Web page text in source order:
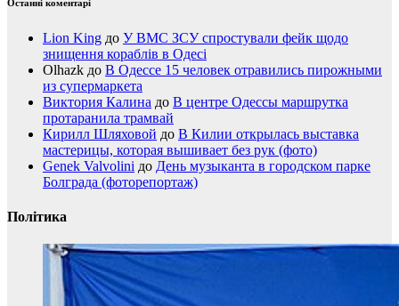
Останні коментарі
Lion King до У ВМС ЗСУ спростували фейк щодо
знищення кораблів в Одесі
Olhazk до В Одессе 15 человек отравились пирожными
из супермаркета
Виктория Калина до В центре Одессы маршрутка
протаранила трамвай
Кирилл Шляховой до В Килии открылась выставка
мастерицы, которая вышивает без рук (фото)
Genek Valvolini до День музыканта в городском парке
Болграда (фоторепортаж)
Політика